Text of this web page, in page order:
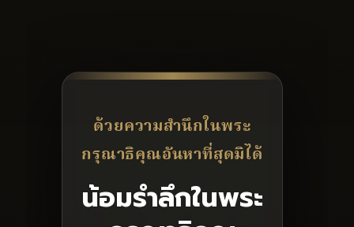
ด้วยความสำนึกในพระ
กรุณาธิคุณอันหาที่สุดมิได้
น้อมรำลึกในพระ